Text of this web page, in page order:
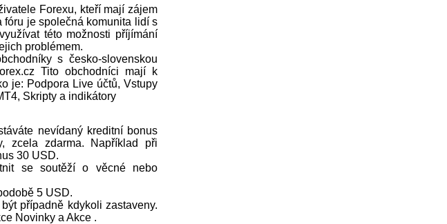
Forexu, kteří mají zájem
je společná komunita lidí s
této možnosti příjímání
problémem.
s česko-slovenskou
Tito obchodníci mají k
je: Podpora Live účtů, Vstupy
Skripty a indikátory
nevídaný kreditní bonus
zcela zdarma. Například při
30 USD.
se soutěží o věcné nebo
5 USD.
případně kdykoli zastaveny.
Novinky a Akce .